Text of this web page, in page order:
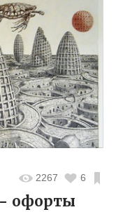
2267 6
офорты